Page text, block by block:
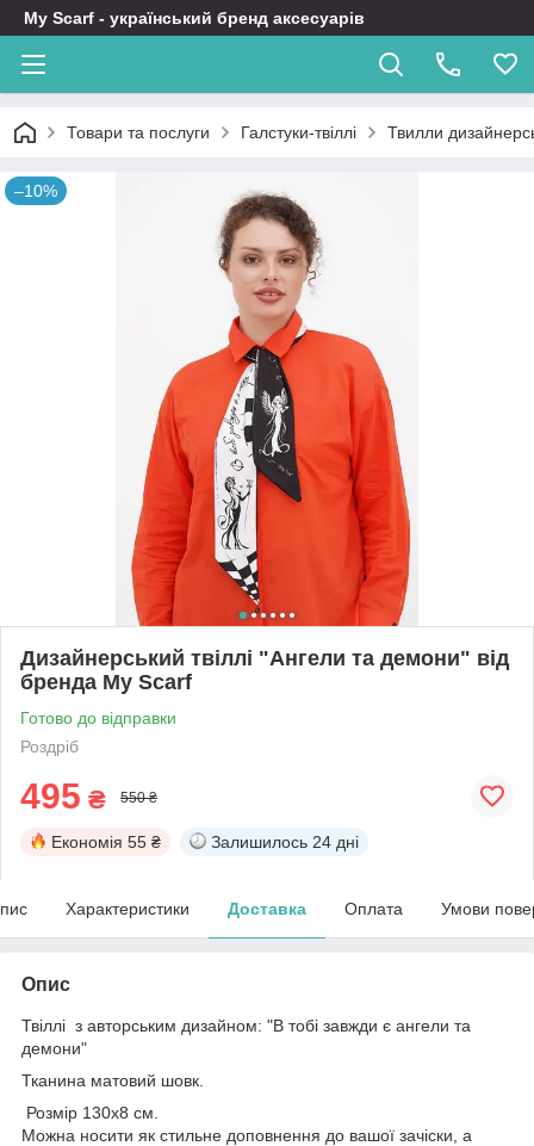
My Scarf - український бренд аксесуарів
Товари та послуги Галстуки-твіллі Твилли
–10%
Дизайнерський твіллі "Ангели та демони" від
бренда My Scarf
Готово до відправки
Роздріб
495 ₴ 550 ₴
Економія 55 ₴ Залишилось 24 дні
Характеристики Доставка Оплата Умови
Опис
Твіллі з авторським дизайном: "В тобі завжди є ангели та
демони"
Тканина матовий шовк.
Розмір 130х8 см.
Можна носити як стильне доповнення до вашої зачіски, а